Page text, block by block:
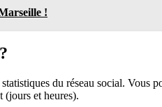
!
du réseau social.
(jours et heures).